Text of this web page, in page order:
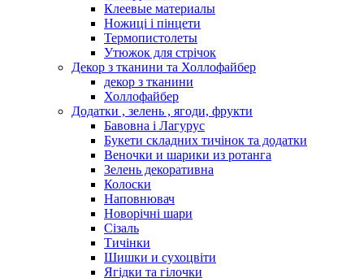
Клеевые материалы
Ножиці і пінцети
Термопистолеты
Утюжок для стрічок
Декор з тканини та Холлофайбер
декор з тканини
Холлофайбер
Додатки , зелень , ягоди, фрукти
Бавовна і Лагурус
Букети складних тичінок та додатки
Веночки и шарики из ротанга
Зелень декоративна
Колоски
Наповнювач
Новорічні шари
Сізаль
Тичінки
Шишки и сухоцвіти
Ягідки та гілочки